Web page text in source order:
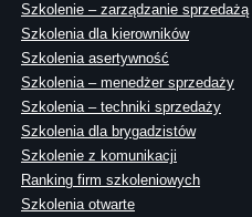
Szkolenie – zarządzanie sprzedażą
Szkolenia dla kierowników
Szkolenia asertywność
Szkolenia – menedżer sprzedaży
Szkolenia – techniki sprzedaży
Szkolenia dla brygadzistów
Szkolenie z komunikacji
Ranking firm szkoleniowych
Szkolenia otwarte